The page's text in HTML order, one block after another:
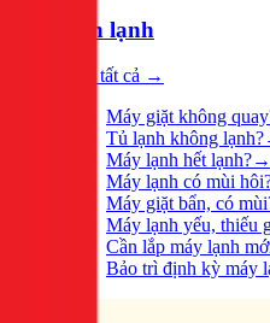
Điện lạnh
Xem tất cả →
Máy giặt không
Tủ lạnh không lạnh?
Máy lạnh hết lạnh?→
Máy lạnh có mùi
Máy giặt bẩn, có
Máy lạnh yếu, thiếu
Cần lắp máy lạnh
Bảo trì định kỳ máy